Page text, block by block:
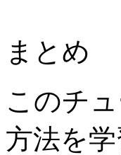
まとめ
このチ
方法を学